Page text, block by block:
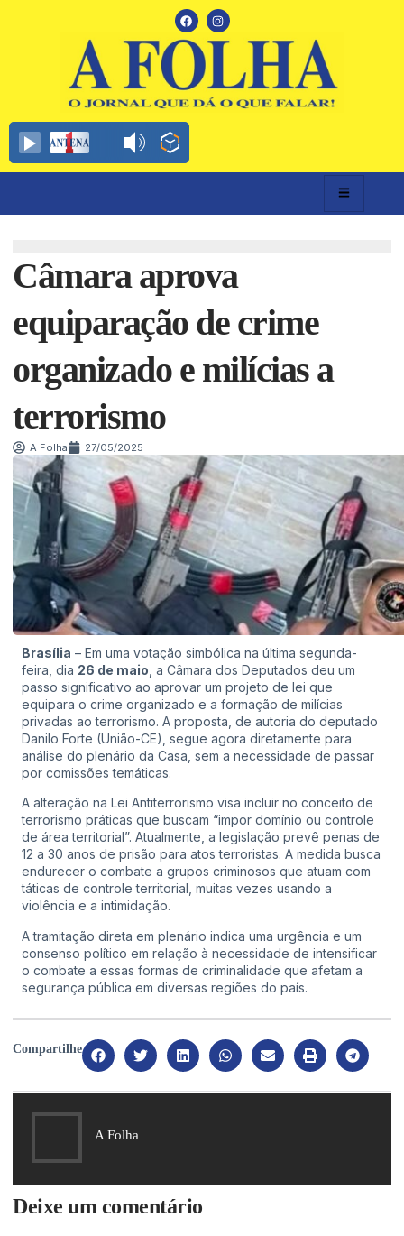
Câmara aprova
equiparação de crime
organizado e milícias a
terrorismo
A Folha 27/05/2025
Brasília – Em uma votação simbólica na última segunda-
feira, dia 26 de maio , a Câmara dos Deputados deu um
passo significativo ao aprovar um projeto de lei que
equipara o crime organizado e a formação de milícias
privadas ao terrorismo. A proposta, de autoria do deputado
Danilo Forte (União-CE), segue agora diretamente para
análise do plenário da Casa, sem a necessidade de passar
por comissões temáticas.
A alteração na Lei Antiterrorismo visa incluir no conceito de
terrorismo práticas que buscam “impor domínio ou controle
de área territorial”. Atualmente, a legislação prevê penas de
12 a 30 anos de prisão para atos terroristas. A medida busca
endurecer o combate a grupos criminosos que atuam com
táticas de controle territorial, muitas vezes usando a
violência e a intimidação.
A tramitação direta em plenário indica uma urgência e um
consenso político em relação à necessidade de intensificar
o combate a essas formas de criminalidade que afetam a
segurança pública em diversas regiões do país.
Compartilhe
A Folha
Deixe um comentário